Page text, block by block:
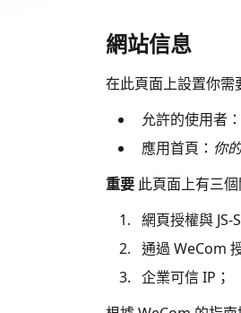
網站信息
在此頁面上設置你需
允許的使用者：
應用首頁： 你
重要 此頁面上有三
網頁授權與 JS-
通過 WeCom
企業可信 IP；